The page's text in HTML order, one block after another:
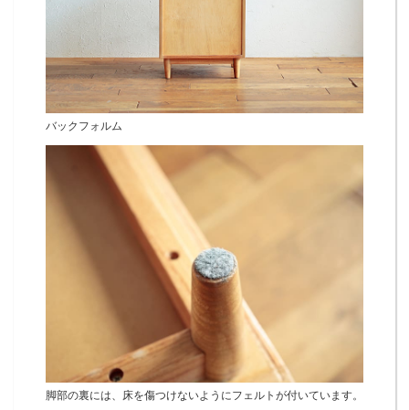
バックフォルム
脚部の裏には、床を傷つけないようにフェルトが付いています。